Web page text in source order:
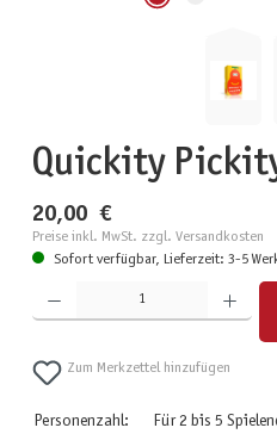
Quickity
20,00 €
Preise inkl. MwSt. zzgl. Versandkosten
Sofort verfügbar, Lieferzeit: 3-5
Produkt Anzahl: Gib den gewünschten Wert ein
Zum Merkzettel hinzufügen
Personenzahl:
Für 2 bis 5